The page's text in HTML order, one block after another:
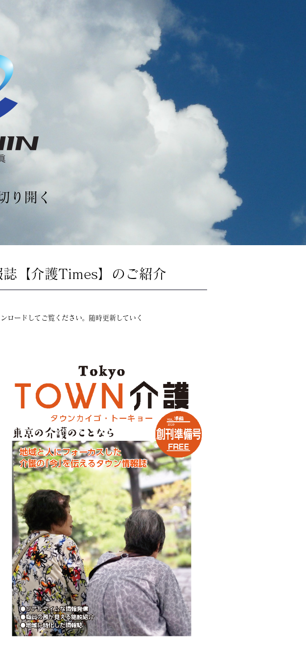
り開く
【介護Times】のご紹介
ードしてご覧ください。随時更新していく